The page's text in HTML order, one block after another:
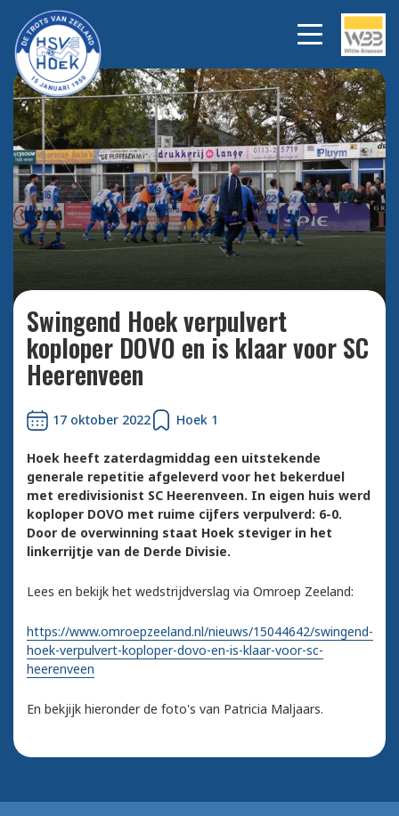
Swingend Hoek verpulvert
koploper DOVO en is klaar voor SC
Heerenveen
17 oktober 2022 Hoek 1
Hoek heeft zaterdagmiddag een uitstekende
generale repetitie afgeleverd voor het bekerduel
met eredivisionist SC Heerenveen. In eigen huis werd
koploper DOVO met ruime cijfers verpulverd: 6-0.
Door de overwinning staat Hoek steviger in het
linkerrijtje van de Derde Divisie.
Lees en bekijk het wedstrijdverslag via Omroep Zeeland:
https://www.omroepzeeland.nl/nieuws/15044642/swingend-
hoek-verpulvert-koploper-dovo-en-is-klaar-voor-sc-
heerenveen
En bekjijk hieronder de foto's van Patricia Maljaars.